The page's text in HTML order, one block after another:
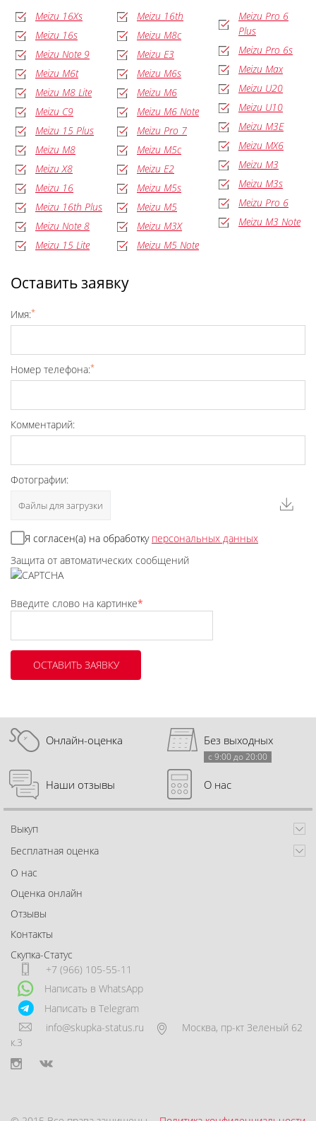
Meizu 16Xs
Meizu 16s
Meizu Note 9
Meizu M6t
Meizu M8 Lite
Meizu C9
Meizu 15 Plus
Meizu M8
Meizu X8
Meizu 16
Meizu 16th Plus
Meizu Note 8
Meizu 15 Lite
Meizu 16th
Meizu M8c
Meizu E3
Meizu M6s
Meizu M6
Meizu M6 Note
Meizu Pro 7
Meizu M5c
Meizu E2
Meizu M5s
Meizu M5
Meizu M3X
Meizu M5 Note
Meizu Pro 6
Plus
Meizu Pro 6s
Meizu Max
Meizu U20
Meizu U10
Meizu M3E
Meizu MX6
Meizu M3
Meizu M3s
Meizu Pro 6
Meizu M3 Note
Оставить заявку
Имя:*
Номер телефона:*
Комментарий:
Фотографии:
Файлы для загрузки
Я согласен(а) на обработку персональных данных
Защита от автоматических сообщений
Введите слово на картинке*
Онлайн-оценка Без выходных
с 9:00 до 20:00
Наши отзывы О нас
Выкуп
Бесплатная оценка
О нас
Оценка онлайн
Отзывы
Контакты
Скупка-Статус
+7 (966) 105-55-11
Написать в WhatsApp
Написать в Telegram
info@skupka-status.ru
Москва, пр-кт Зеленый 62
к.3